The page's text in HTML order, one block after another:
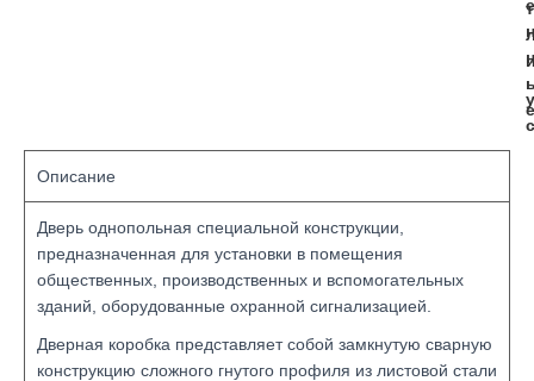
т
у
с
е
н
н
е
Описание
Дверь однопольная специальной конструкции,
предназначенная для установки в помещения
общественных, производственных и вспомогательных
зданий, оборудованные охранной сигнализацией.
Дверная коробка представляет собой замкнутую сварную
конструкцию сложного гнутого профиля из листовой стали